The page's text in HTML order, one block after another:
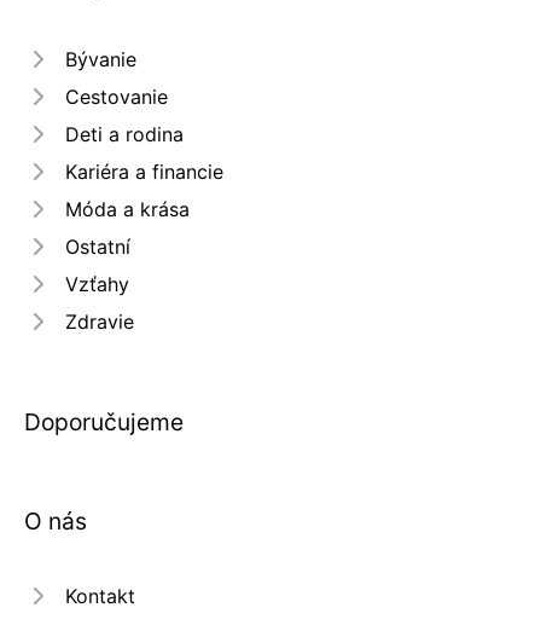
Bývanie
Cestovanie
Deti a rodina
Kariéra a financie
Móda a krása
Ostatní
Vzťahy
Zdravie
Doporučujeme
O nás
Kontakt